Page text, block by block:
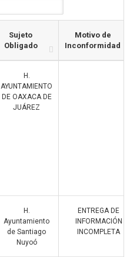
Sujeto
Obligado
Motivo de
Inconformidad
H.
AYUNTAMIENTO
DE OAXACA DE
JUÁREZ
H.
Ayuntamiento
de Santiago
Nuyoó
ENTREGA DE
INFORMACIÓN
INCOMPLETA